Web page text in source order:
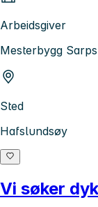
Arbeidsgiver
Mesterbygg
Sted
Hafslundsøy
Vi søker